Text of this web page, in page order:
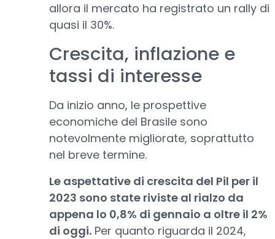
allora il mercato ha registrato un rally di
quasi il 30%.
Crescita, inflazione e
tassi di interesse
Da inizio anno, le prospettive
economiche del Brasile sono
notevolmente migliorate, soprattutto
nel breve termine.
Le aspettative di crescita del Pil per il
2023 sono state riviste al rialzo da
appena lo 0,8% di gennaio a oltre il 2%
di oggi. Per quanto riguarda il 2024,